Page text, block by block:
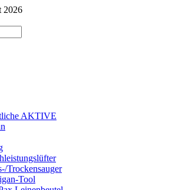
2026
AKTIVE
Trockensauger
Tool